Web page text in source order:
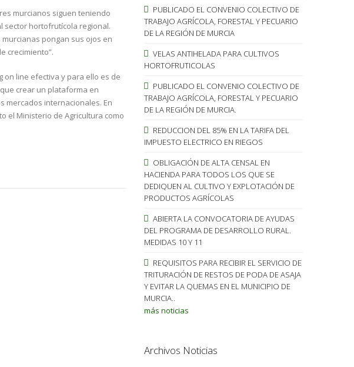
murcianos siguen teniendo
sector hortofrutícola regional.
pongan sus ojos en
crecimiento”.
on line efectiva y para ello es de
crear un plataforma en
mercados internacionales. En
el Ministerio de Agricultura como
PUBLICADO EL CONVENIO COLECTIVO DE
TRABAJO AGRÍCOLA, FORESTAL Y PECUARIO
DE LA REGIÓN DE MURCIA
VELAS ANTIHELADA PARA CULTIVOS
HORTOFRUTICOLAS
PUBLICADO EL CONVENIO COLECTIVO DE
TRABAJO AGRÍCOLA, FORESTAL Y PECUARIO
DE LA REGIÓN DE MURCIA.
REDUCCION DEL 85% EN LA TARIFA DEL
IMPUESTO ELECTRICO EN RIEGOS
OBLIGACIÓN DE ALTA CENSAL EN
HACIENDA PARA TODOS LOS QUE SE
DEDIQUEN AL CULTIVO Y EXPLOTACIÓN DE
PRODUCTOS AGRÍCOLAS
ABIERTA LA CONVOCATORIA DE AYUDAS
DEL PROGRAMA DE DESARROLLO RURAL.
MEDIDAS 10 Y 11
REQUISITOS PARA RECIBIR EL SERVICIO DE
TRITURACIÓN DE RESTOS DE PODA DE ASAJA
Y EVITAR LA QUEMAS EN EL MUNICIPIO DE
MURCIA..
más noticias
Archivos Noticias